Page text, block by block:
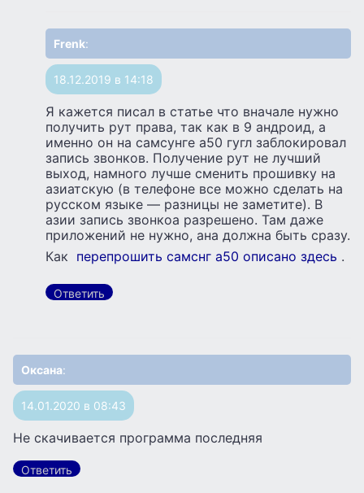
Frenk:
18.12.2019 в 14:18
Я кажется писал в статье что вначале нужно
получить рут права, так как в 9 андроид, а
именно он на самсунге а50 гугл заблокировал
запись звонков. Получение рут не лучший
выход, намного лучше сменить прошивку на
азиатскую (в телефоне все можно сделать на
русском языке — разницы не заметите). В
азии запись звонкоа разрешено. Там даже
приложений не нужно, ана должна быть сразу.
Как перепрошить самснг а50 описано здесь .
Ответить
Оксана:
14.01.2020 в 08:43
Не скачивается программа последняя
Ответить